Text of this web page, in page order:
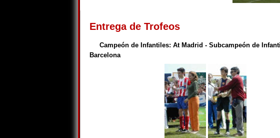
Entrega de Trofeos
Campeón de Infantiles: At Madrid - Subcampeón de
Barcelona